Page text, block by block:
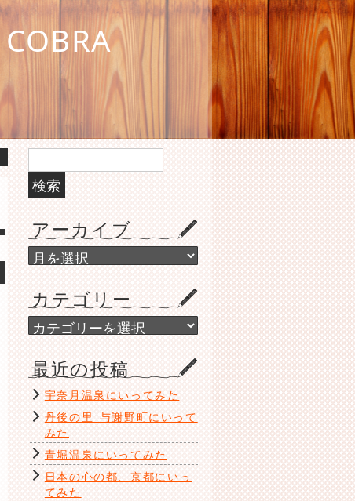
COBRA
索:
アーカイブ
ア
ー
イ
ブ
カテゴリー
カ
テ
リ
ー
最近の投稿
宇奈月温泉にいってみた
丹後の里 与謝野町にいって
みた
青堀温泉にいってみた
日本の心の都、京都にいっ
てみた